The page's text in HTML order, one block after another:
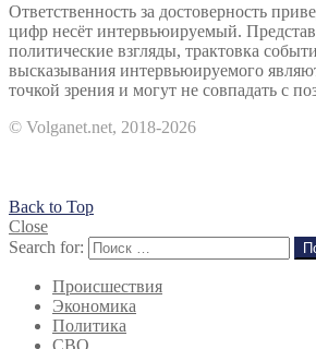
Ответственность за достоверность
цифр несёт интервьюируемый.
политические взгляды, трактовка
высказывания интервьюируемого
точкой зрения и могут не совпадать с
© Volganet.net, 2018-2026
Back to Top
Close
Search for:
Происшествия
Экономика
Политика
СВО